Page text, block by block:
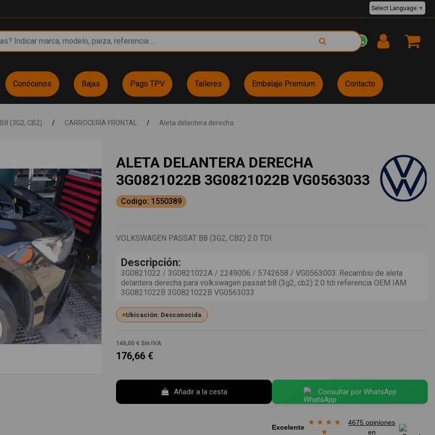
EUR €
Select Language ▼
Conócenos Bajas Pago TPV Talleres Embalaje Premium Contacto
(3G2, CB2) / CARROCERÍA FRONTAL / Aleta delantera derecha
›
ALETA DELANTERA DERECHA
3G0821022B 3G0821022B VG0563033
Codigo: 1550389
VOLKSWAGEN PASSAT B8 (3G2, CB2) 2.0 TDI
Descripción:
3G0821022 / 3G0821022A / 2249006 / 5742658 / VG0563003. Recambio de aleta
delantera derecha para volkswagen passat b8 (3g2, cb2) 2.0 tdi referencia OEM IAM
3G0821022B 3G0821022B VG0563033
Ubicación: Desconocida
146,00 € Sin IVA
176,66 €
Añadir a la cesta Consultar por WhatsApp
Excelente
★ ★ ★ ★
★
4675 opiniones
en